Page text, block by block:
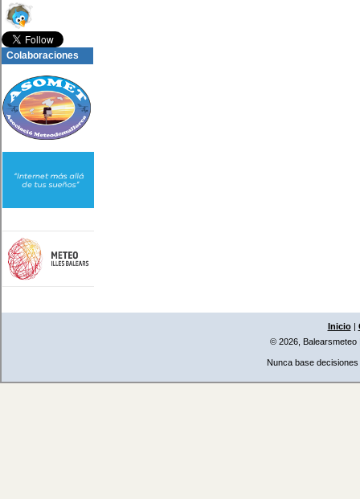
Colaboraciones
Inicio|
© 2026, Balearsmeteo
Nunca base